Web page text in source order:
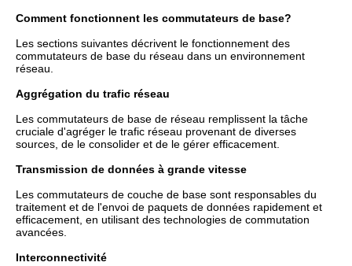
Comment fonctionnent les commutateurs de base?
Les sections suivantes décrivent le fonctionnement des
commutateurs de base du réseau dans un environnement
réseau.
Aggrégation du trafic réseau
Les commutateurs de base de réseau remplissent la tâche
cruciale d'agréger le trafic réseau provenant de diverses
sources, de le consolider et de le gérer efficacement.
Transmission de données à grande vitesse
Les commutateurs de couche de base sont responsables du
traitement et de l'envoi de paquets de données rapidement et
efficacement, en utilisant des technologies de commutation
avancées.
Interconnectivité